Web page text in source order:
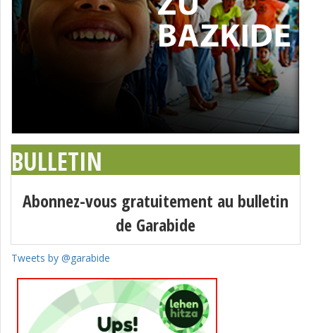
BULLETIN
Abonnez-vous gratuitement au bulletin
de Garabide
Tweets by @garabide